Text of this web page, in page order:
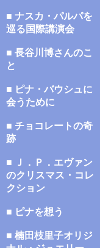
■ ナスカ・パルパを
巡る国際講演会
■ 長谷川博さんのこ
と
■ ピナ・バウシュに
会うために
■ チョコレートの奇
跡
■ Ｊ．Ｐ．エヴァン
のクリスマス・コレ
クション
■ ピナを想う
■ 楠田枝里子オリジ